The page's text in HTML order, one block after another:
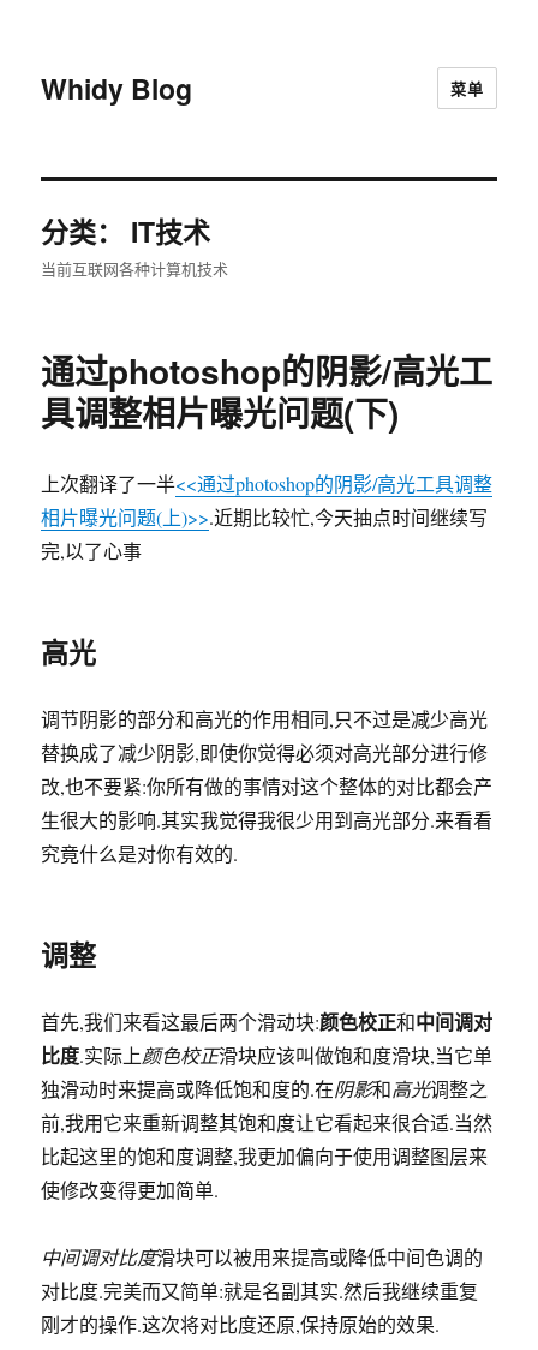
Whidy Blog 菜单
分类： IT技术
当前互联网各种计算机技术
通过photoshop的阴影/高光工
具调整相片曝光问题(下)
上次翻译了一半<<通过photoshop的阴影/高光工具调整
相片曝光问题(上)>>.近期比较忙,今天抽点时间继续写
完,以了心事
高光
调节阴影的部分和高光的作用相同,只不过是减少高光
替换成了减少阴影,即使你觉得必须对高光部分进行修
改,也不要紧:你所有做的事情对这个整体的对比都会产
生很大的影响.其实我觉得我很少用到高光部分.来看看
究竟什么是对你有效的.
调整
首先,我们来看这最后两个滑动块:颜色校正和中间调对
比度.实际上颜色校正滑块应该叫做饱和度滑块,当它单
独滑动时来提高或降低饱和度的.在阴影和高光调整之
前,我用它来重新调整其饱和度让它看起来很合适.当然
比起这里的饱和度调整,我更加偏向于使用调整图层来
使修改变得更加简单.
中间调对比度滑块可以被用来提高或降低中间色调的
对比度.完美而又简单:就是名副其实.然后我继续重复
刚才的操作.这次将对比度还原,保持原始的效果.